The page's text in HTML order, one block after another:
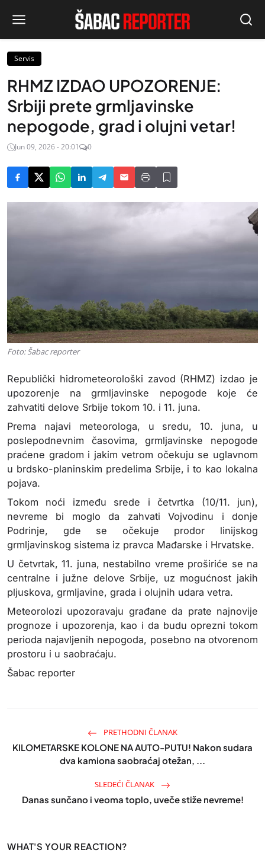
Servis
RHMZ IZDAO UPOZORENJE:
Srbiji prete grmljavinske
nepogode, grad i olujni vetar!
Jun 09, 2026 - 20:01 0
Foto: Šabac reporter
Republički hidrometeorološki zavod (RHMZ) izdao je
upozorenje na grmljavinske nepogode koje će
zahvatiti delove Srbije tokom 10. i 11. juna.
Prema najavi meteorologa, u sredu, 10. juna, u
poslepodnevnim časovima, grmljavinske nepogode
praćene gradom i jakim vetrom očekuju se uglavnom
u brdsko-planinskim predelima Srbije, i to kao lokalna
pojava.
Tokom noći između srede i četvrtka (10/11. jun),
nevreme bi moglo da zahvati Vojvodinu i donje
Podrinje, gde se očekuje prodor linijskog
grmljavinskog sistema iz pravca Mađarske i Hrvatske.
U četvrtak, 11. juna, nestabilno vreme proširiće se na
centralne i južne delove Srbije, uz mogućnost jakih
pljuskova, grmljavine, grada i olujnih udara vetra.
Meteorolozi upozoravaju građane da prate najnovije
prognoze i upozorenja, kao i da budu oprezni tokom
perioda najavljenih nepogoda, posebno na otvorenom
prostoru i u saobraćaju.
Šabac reporter
PRETHODNI ČLANAK
KILOMETARSKE KOLONE NA AUTO-PUTU! Nakon sudara
dva kamiona saobraćaj otežan, ...
SLEDEĆI ČLANAK
Danas sunčano i veoma toplo, uveče stiže nevreme!
WHAT'S YOUR REACTION?